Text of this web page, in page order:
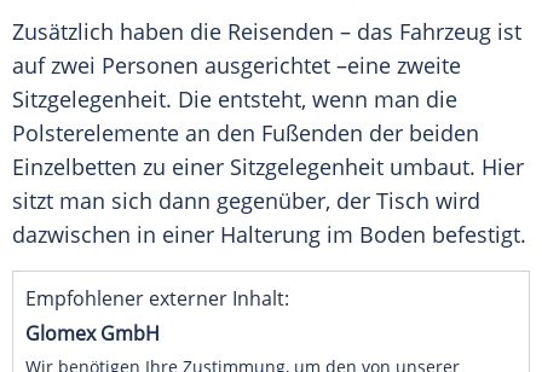
Zusätzlich haben die Reisenden – das Fahrzeug ist
auf zwei Personen ausgerichtet –eine zweite
Sitzgelegenheit. Die entsteht, wenn man die
Polsterelemente an den Fußenden der beiden
Einzelbetten zu einer Sitzgelegenheit umbaut. Hier
sitzt man sich dann gegenüber, der Tisch wird
dazwischen in einer Halterung im Boden befestigt.
Empfohlener externer Inhalt:
Glomex GmbH
Wir benötigen Ihre Zustimmung, um den von unserer